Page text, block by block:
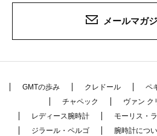
メールマガ
GMTの歩み クレドール
ペ
チャペック
ヴァン ク
レディース腕時計
モーリス・
ジラール・ペルゴ
腕時計につ